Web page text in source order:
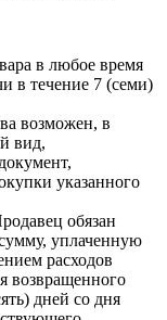
в любое время
в течение 7 (семи)
возможен, в
вид,
указанного
обязан
уплаченную
расходов
возвращенного
дней со дня